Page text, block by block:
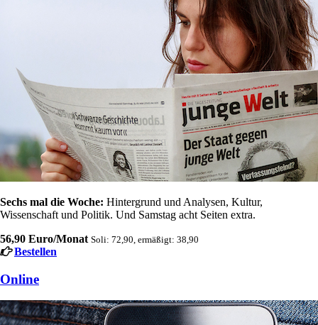
Sechs mal die Woche: Hintergrund und Analysen, Kultur,
Wissenschaft und Politik. Und Samstag acht Seiten extra.
56,90 Euro/Monat Soli: 72,90, ermäßigt: 38,90
Bestellen
Online